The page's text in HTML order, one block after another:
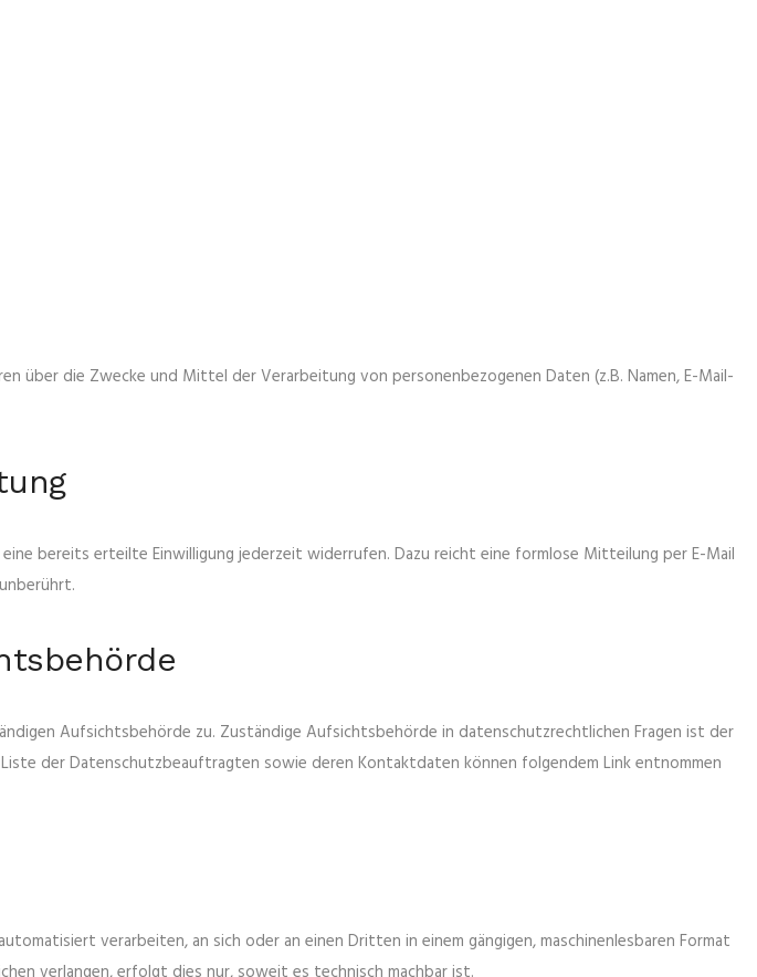
über die Zwecke und Mittel der Verarbeitung von personenbezogenen Daten (z.B. Namen, E-Mail-
bereits erteilte Einwilligung jederzeit widerrufen. Dazu reicht eine formlose Mitteilung per E-Mail
Aufsichtsbehörde zu. Zuständige Aufsichtsbehörde in datenschutzrechtlichen Fragen ist der
der Datenschutzbeauftragten sowie deren Kontaktdaten können folgendem Link entnommen
verarbeiten, an sich oder an einen Dritten in einem gängigen, maschinenlesbaren Format